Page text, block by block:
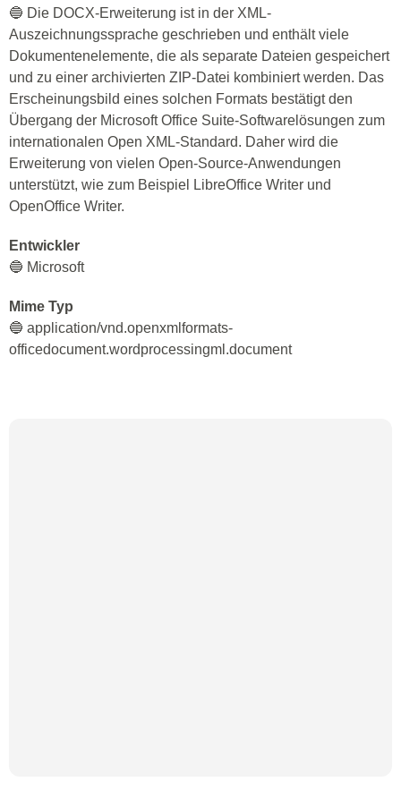
🔵 Die DOCX-Erweiterung ist in der XML-
Auszeichnungssprache geschrieben und enthält viele
Dokumentenelemente, die als separate Dateien gespeichert
und zu einer archivierten ZIP-Datei kombiniert werden. Das
Erscheinungsbild eines solchen Formats bestätigt den
Übergang der Microsoft Office Suite-Softwarelösungen zum
internationalen Open XML-Standard. Daher wird die
Erweiterung von vielen Open-Source-Anwendungen
unterstützt, wie zum Beispiel LibreOffice Writer und
OpenOffice Writer.
Entwickler
🔵 Microsoft
Mime Typ
🔵 application/vnd.openxmlformats-
officedocument.wordprocessingml.document